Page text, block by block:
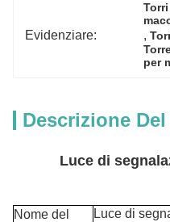
Evidenziare: ,
per
Descrizione
Luce di
Nome del
Luce di